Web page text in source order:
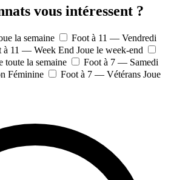
vous intéressent ?
la semaine
Foot à 11 — Vendredi
à 11 — Week End Joue le week-end
toute la semaine
Foot à 7 — Samedi
Féminine Foot à 7 — Vétérans Joue